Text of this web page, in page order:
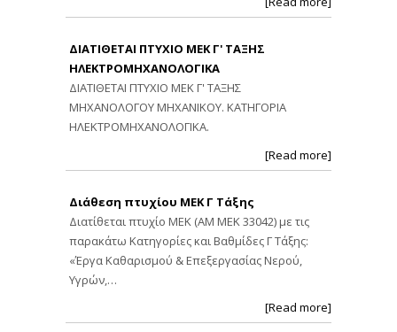
ΔΙΑΤΙΘΕΤΑΙ ΠΤΥΧΙΟ ΜΕΚ Γ' ΤΑΞΗΣ
ΗΛΕΚΤΡΟΜΗΧΑΝΟΛΟΓΙΚΑ
ΔΙΑΤΙΘΕΤΑΙ ΠΤΥΧΙΟ ΜΕΚ Γ' ΤΑΞΗΣ
ΜΗΧΑΝΟΛΟΓΟΥ ΜΗΧΑΝΙΚΟΥ. ΚΑΤΗΓΟΡΙΑ
ΗΛΕΚΤΡΟΜΗΧΑΝΟΛΟΓΙΚΑ.
[Read more]
Διάθεση πτυχίου ΜΕΚ Γ Τάξης
Διατίθεται πτυχίο ΜΕΚ (ΑΜ ΜΕΚ 33042) με τις
παρακάτω Κατηγορίες και Βαθμίδες Γ Τάξης:
«Έργα Καθαρισμού & Επεξεργασίας Νερού,
Υγρών,…
[Read more]